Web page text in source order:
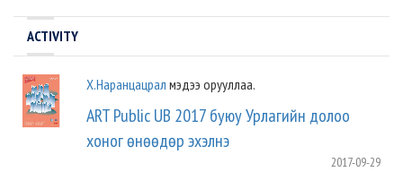
ACTIVITY
Х.Наранцацрал мэдээ орууллаа.
ART Public UB 2017 буюу Урлагийн долоо
хоног өнөөдөр эхэлнэ
2017-09-29